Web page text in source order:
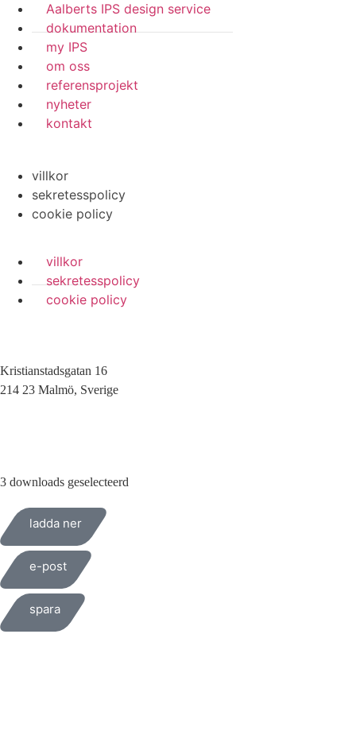
Aalberts IPS design service
dokumentation
my IPS
om oss
referensprojekt
nyheter
kontakt
villkor
sekretesspolicy
cookie policy
villkor
sekretesspolicy
cookie policy
Kristianstadsgatan 16
214 23 Malmö, Sverige
3 downloads geselecteerd
ladda ner
e-post
spara